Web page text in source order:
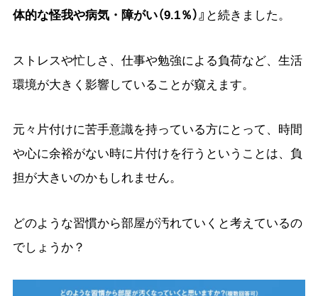
体的な怪我や病気・障がい（9.1％）』 と続きました。
ストレスや忙しさ、仕事や勉強による負荷など、生活
環境が大きく影響していることが窺えます。
元々片付けに苦手意識を持っている方にとって、時間
や心に余裕がない時に片付けを行うということは、負
担が大きいのかもしれません。
どのような習慣から部屋が汚れていくと考えているの
でしょうか？